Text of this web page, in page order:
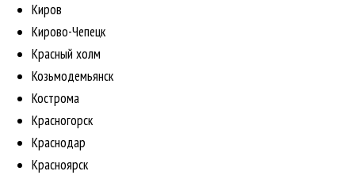
Киров
Кирово-Чепецк
Красный холм
Козьмодемьянск
Кострома
Красногорск
Краснодар
Красноярск